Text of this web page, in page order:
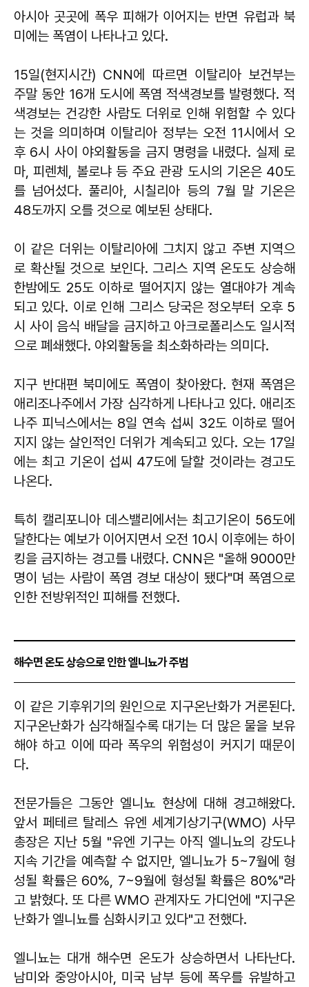
아시아 곳곳에 폭우 피해가 이어지는 반면 유럽과 북
미에는 폭염이 나타나고 있다.
15일(현지시간) CNN에 따르면 이탈리아 보건부는
주말 동안 16개 도시에 폭염 적색경보를 발령했다. 적
색경보는 건강한 사람도 더위로 인해 위험할 수 있다
는 것을 의미하며 이탈리아 정부는 오전 11시에서 오
후 6시 사이 야외활동을 금지 명령을 내렸다. 실제 로
마, 피렌체, 볼로냐 등 주요 관광 도시의 기온은 40도
를 넘어섰다. 풀리아, 시칠리아 등의 7월 말 기온은
48도까지 오를 것으로 예보된 상태다.
이 같은 더위는 이탈리아에 그치지 않고 주변 지역으
로 확산될 것으로 보인다. 그리스 지역 온도도 상승해
한밤에도 25도 이하로 떨어지지 않는 열대야가 계속
되고 있다. 이로 인해 그리스 당국은 정오부터 오후 5
시 사이 음식 배달을 금지하고 아크로폴리스도 일시적
으로 폐쇄했다. 야외활동을 최소화하라는 의미다.
지구 반대편 북미에도 폭염이 찾아왔다. 현재 폭염은
애리조나주에서 가장 심각하게 나타나고 있다. 애리조
나주 피닉스에서는 8일 연속 섭씨 32도 이하로 떨어
지지 않는 살인적인 더위가 계속되고 있다. 오는 17일
에는 최고 기온이 섭씨 47도에 달할 것이라는 경고도
나온다.
특히 캘리포니아 데스밸리에서는 최고기온이 56도에
달한다는 예보가 이어지면서 오전 10시 이후에는 하이
킹을 금지하는 경고를 내렸다. CNN은 "올해 9000만
명이 넘는 사람이 폭염 경보 대상이 됐다"며 폭염으로
인한 전방위적인 피해를 전했다.
해수면 온도 상승으로 인한 엘니뇨가 주범
이 같은 기후위기의 원인으로 지구온난화가 거론된다.
지구온난화가 심각해질수록 대기는 더 많은 물을 보유
해야 하고 이에 따라 폭우의 위험성이 커지기 때문이
다.
전문가들은 그동안 엘니뇨 현상에 대해 경고해왔다.
앞서 페테르 탈레스 유엔 세계기상기구(WMO) 사무
총장은 지난 5월 "유엔 기구는 아직 엘니뇨의 강도나
지속 기간을 예측할 수 없지만, 엘니뇨가 5~7월에 형
성될 확률은 60%, 7~9월에 형성될 확률은 80%"라
고 밝혔다. 또 다른 WMO 관계자도 가디언에 "지구온
난화가 엘니뇨를 심화시키고 있다"고 전했다.
엘니뇨는 대개 해수면 온도가 상승하면서 나타난다.
남미와 중앙아시아, 미국 남부 등에 폭우를 유발하고